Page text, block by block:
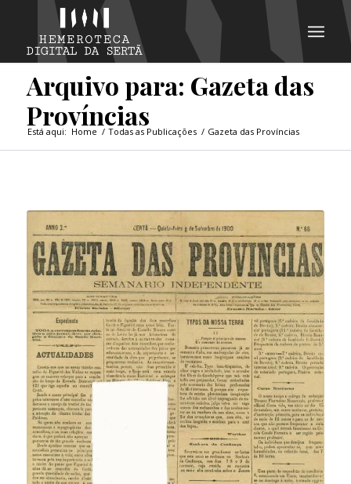
Arquivo para: Gazeta das
Províncias
Está aqui: Home / Todas as Publicações / Gazeta das Províncias